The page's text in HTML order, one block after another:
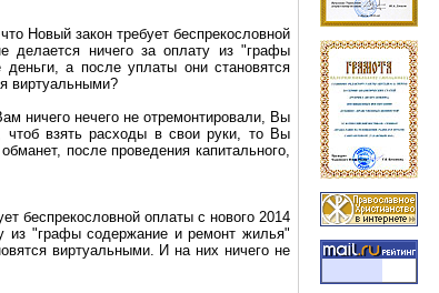
Новый закон требует беспрекословной
делается ничего за оплату из "графы
а после уплаты они становятся
виртуальными?
ничего нечего не отремонтировали, Вы
чтоб взять расходы в свои руки, то Вы
после проведения капитального,
беспрекословной оплаты с нового 2014
из "графы содержание и ремонт жилья"
виртуальными. И на них ничего не